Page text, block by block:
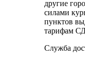
другие
силами
пунктов
тарифам
Служба